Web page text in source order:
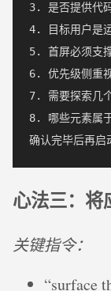
3. 是否提供代
4. 目标用户是
5. 首屏必须支
6. 优先级侧重
7. 需要探索几
8. 哪些元素属
心法三：将
关键指令：
“surface